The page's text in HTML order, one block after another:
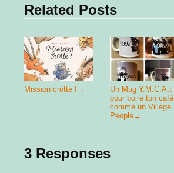
Related Posts
Mission crotte ! →
Un Mug Y.M.C.A.t
pour boire ton café
comme un Village
People→
3 Responses